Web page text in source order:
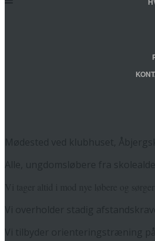
Alle, ungdomsløbere fra
Vi overholder stadig
Vi tilbyder orienteringstræning